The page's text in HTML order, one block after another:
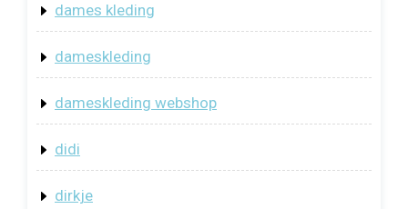
dames kleding
dameskleding
dameskleding webshop
didi
dirkje